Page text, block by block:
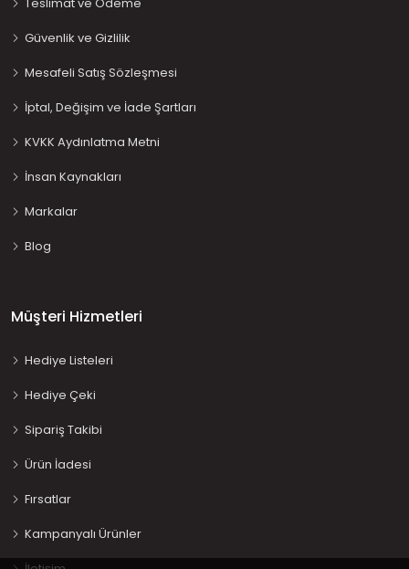
Güvenlik ve Gizlilik
Mesafeli Satış Sözleşmesi
İptal, Değişim ve İade Şartları
KVKK Aydınlatma Metni
İnsan Kaynakları
Markalar
Blog
Müşteri Hizmetleri
Hediye Listeleri
Hediye Çeki
Sipariş Takibi
Ürün İadesi
Fırsatlar
Kampanyalı Ürünler